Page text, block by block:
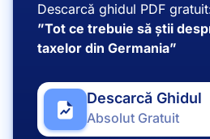
Descarcă ghidul PDF
”Tot ce trebuie să știi
taxelor din Germania”
Descarcă Ghidul
Absolut Gratuit